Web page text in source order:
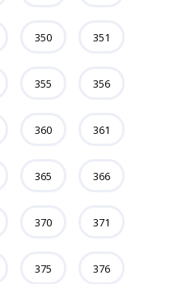
350 351
355 356
360 361
365 366
370 371
375 376